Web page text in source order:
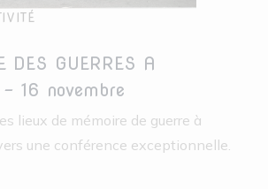
DES GUERRES A
16 novembre
lieux de mémoire de guerre à
une conférence exceptionnelle.